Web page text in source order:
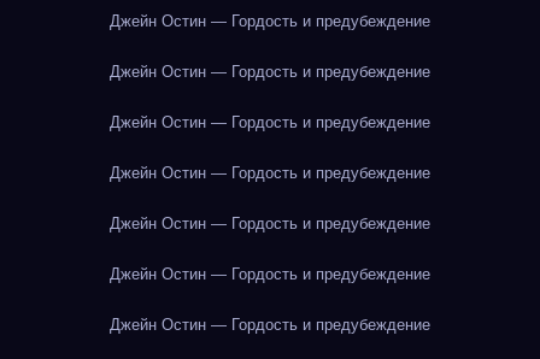
Джейн Остин — Гордость и предубеждение
Джейн Остин — Гордость и предубеждение
Джейн Остин — Гордость и предубеждение
Джейн Остин — Гордость и предубеждение
Джейн Остин — Гордость и предубеждение
Джейн Остин — Гордость и предубеждение
Джейн Остин — Гордость и предубеждение